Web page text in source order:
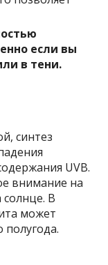
если вы
в тени.
синтез
UVB.
внимание на
В
может
полугода.